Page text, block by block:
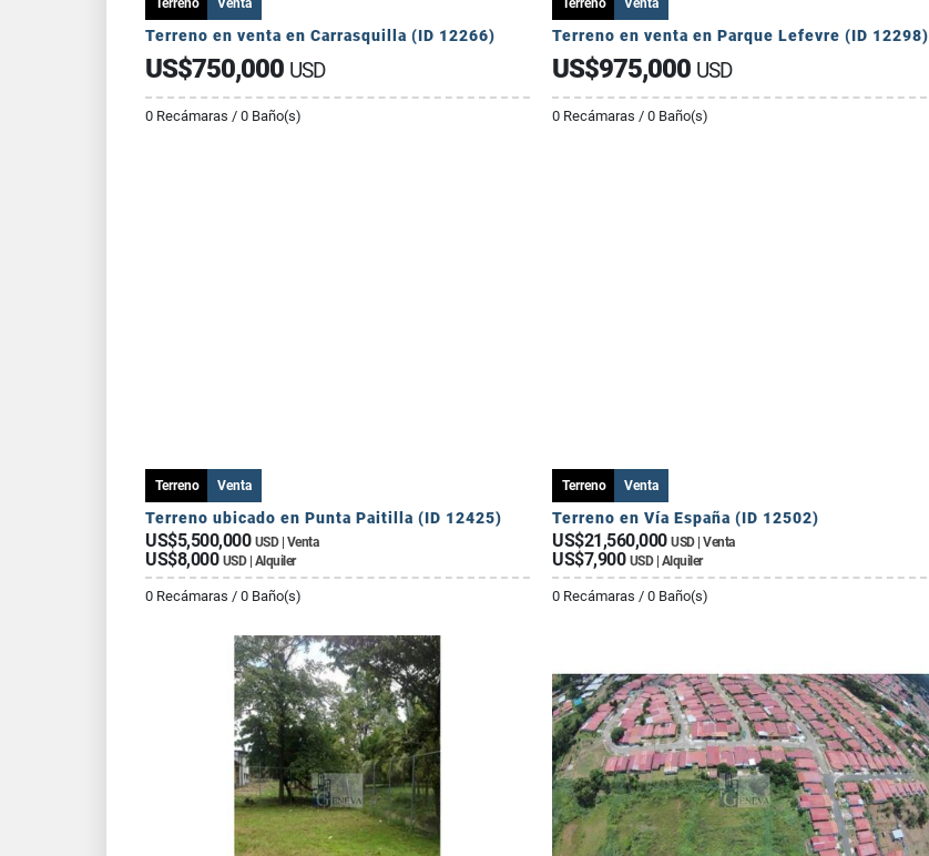
Terreno Venta
Terreno en venta en Carrasquilla (ID 12266)
US$750,000 USD
0 Recámaras / 0 Baño(s)
Terreno Venta
Terreno en venta en Parque Lefevre (ID 12298)
US$975,000 USD
0 Recámaras / 0 Baño(s)
Terreno Venta
Terreno ubicado en Punta Paitilla (ID 12425)
US$5,500,000 USD | Venta
US$8,000 USD | Alquiler
0 Recámaras / 0 Baño(s)
Terreno Venta
Terreno en Vía España (ID 12502)
US$21,560,000USD | Venta
US$7,900 USD | Alquiler
0 Recámaras / 0 Baño(s)